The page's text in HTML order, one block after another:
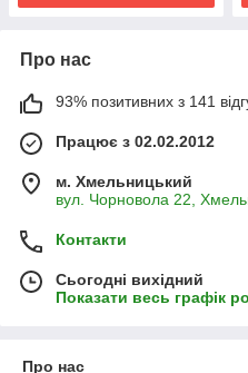
Про нас
93% позитивних з 141
Працює з 02.02.2012
м. Хмельницький
вул. Чорновола 22,
Контакти
Сьогодні вихідний
Показати весь графік
Про нас